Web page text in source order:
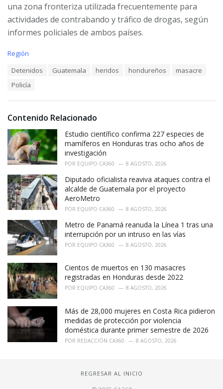
una zona fronteriza utilizada frecuentemente para
actividades de contrabando y tráfico de drogas, según
informes policiales de ambos países.
C
i
s
:
Región
Detenidos Guatemala heridos hondureños
masacre
Policía
Contenido Relacionado
Estudio científico confirma 227 especies de
mamíferos en Honduras tras ocho años de
investigación
POR EQUIPO CA360 8 AGOSTO, 2026
Diputado oficialista reaviva ataques contra el
alcalde de Guatemala por el proyecto
AeroMetro
POR EQUIPO CA360 8 AGOSTO, 2026
Metro de Panamá reanuda la Línea 1 tras una
interrupción por un intruso en las vías
POR EQUIPO CA360 8 AGOSTO, 2026
Cientos de muertos en 130 masacres
registradas en Honduras desde 2022
POR EQUIPO CA360 8 AGOSTO, 2026
Más de 28,000 mujeres en Costa Rica pidieron
medidas de protección por violencia
doméstica durante primer semestre de 2026
POR REDACCIÓN CA360 8 AGOSTO, 2026
REGRESAR AL INICIO